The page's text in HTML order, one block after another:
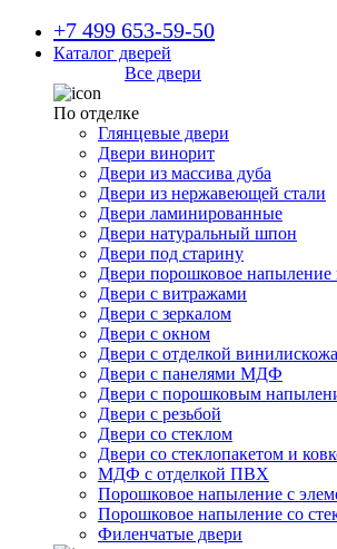
+7 499 653-59-50
Каталог дверей
Все двери
По отделке
Глянцевые двери
Двери винорит
Двери из массива дуба
Двери из нержавеющей стали
Двери ламинированные
Двери натуральный шпон
Двери под старину
Двери порошковое
Двери с витражами
Двери с зеркалом
Двери с окном
Двери с отделкой винилискожа
Двери с панелями МДФ
Двери с порошковым
Двери с резьбой
Двери со стеклом
Двери со стеклопакетом и
МДФ с отделкой ПВХ
Порошковое напыление с
Порошковое напыление со
Филенчатые двери